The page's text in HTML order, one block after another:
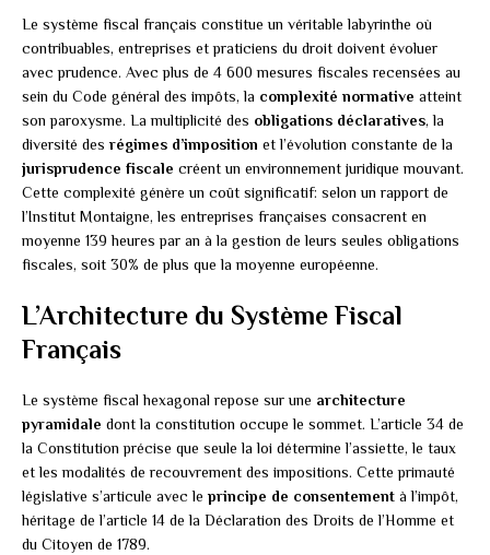
Le système fiscal français constitue un véritable labyrinthe où
contribuables, entreprises et praticiens du droit doivent évoluer
avec prudence. Avec plus de 4 600 mesures fiscales recensées au
sein du Code général des impôts, la complexité normative atteint
son paroxysme. La multiplicité des obligations déclaratives, la
diversité des régimes d’imposition et l’évolution constante de la
jurisprudence fiscale créent un environnement juridique mouvant.
Cette complexité génère un coût significatif: selon un rapport de
l’Institut Montaigne, les entreprises françaises consacrent en
moyenne 139 heures par an à la gestion de leurs seules obligations
fiscales, soit 30% de plus que la moyenne européenne.
L’Architecture du Système Fiscal
Français
Le système fiscal hexagonal repose sur une architecture
pyramidale dont la constitution occupe le sommet. L’article 34 de
la Constitution précise que seule la loi détermine l’assiette, le taux
et les modalités de recouvrement des impositions. Cette primauté
législative s’articule avec le principe de consentement à l’impôt,
héritage de l’article 14 de la Déclaration des Droits de l’Homme et
du Citoyen de 1789.